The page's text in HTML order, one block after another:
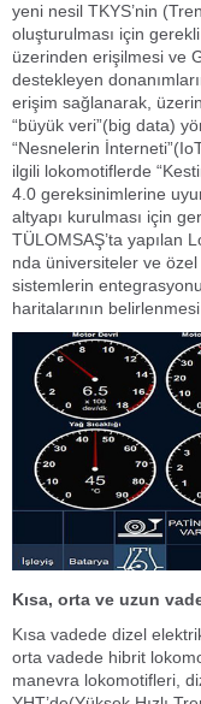
yeni nesil TKYS’nin
oluşturulması için
üzerinden erişilmesi ve
destekleyen
erişim sağlanarak,
“büyük veri”(big data)
“Nesnelerin
ilgili lokomotiflerde
4.0 gereksinimlerine
altyapı kurulması için
TÜLOMSAŞ’ta yapılan
nda üniversiteler ve özel
sistemlerin
haritalarının
Kısa, orta ve uzun
Kısa vadede dizel
orta vadede hibrit
manevra lokomotifleri,